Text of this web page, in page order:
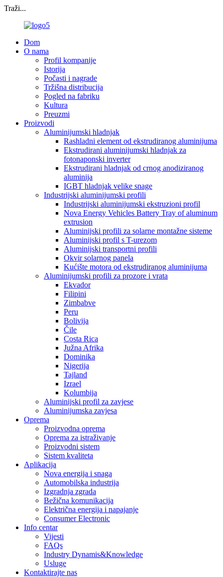
Traži...
Dom
O nama
Profil kompanije
Istorija
Počasti i nagrade
Tržišna distribucija
Pogled na fabriku
Kultura
Preuzmi
Proizvodi
Aluminijumski hladnjak
Rashladni element od ekstrudiranog aluminijuma
Ekstrudirani aluminijumski hladnjak za
fotonaponski inverter
Ekstrudirani hladnjak od crnog anodiziranog
aluminija
IGBT hladnjak velike snage
Industrijski aluminijumski profili
Industrijski aluminijumski ekstruzioni profil
Nova Energy Vehicles Battery Tray of aluminum
extrusion
Aluminijski profili za solarne montažne sisteme
Aluminijski profil s T-urezom
Aluminijski transportni profili
Okvir solarnog panela
Kućište motora od ekstrudiranog aluminijuma
Aluminijumski profili za prozore i vrata
Ekvador
Filipini
Zimbabve
Peru
Bolivija
Čile
Costa Rica
Južna Afrika
Dominika
Nigerija
Tajland
Izrael
Kolumbija
Aluminijski profil za zavjese
Aluminijumska zavjesa
Oprema
Proizvodna oprema
Oprema za istraživanje
Proizvodni sistem
Sistem kvaliteta
Aplikacija
Nova energija i snaga
Automobilska industrija
Izgradnja zgrada
Bežična komunikacija
Električna energija i napajanje
Consumer Electronic
Info centar
Vijesti
FAQs
Industry Dynamis&Knowledge
Usluge
Kontaktirajte nas